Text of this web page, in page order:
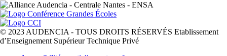
© 2023 AUDENCIA - TOUS DROITS RÉSERVÉS Etablissement
d’Enseignement Supérieur Technique Privé